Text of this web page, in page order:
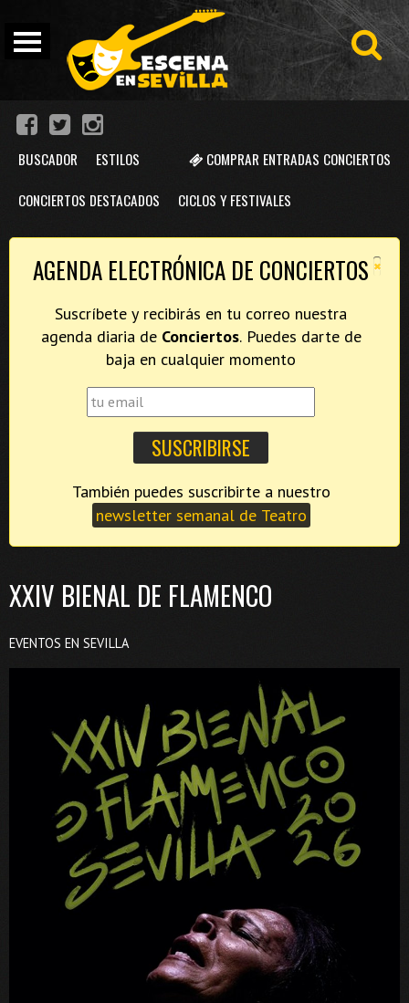
COMPRAR ENTRADAS CONCIERTOS
BUSCADOR ESTILOS
CONCIERTOS DESTACADOS CICLOS Y FESTIVALES
×
AGENDA ELECTRÓNICA DE CONCIERTOS
Suscríbete y recibirás en tu correo nuestra
agenda diaria de Conciertos. Puedes darte de
baja en cualquier momento
newsletter semanal de Teatro
XXIV BIENAL DE FLAMENCO
EVENTOS EN SEVILLA